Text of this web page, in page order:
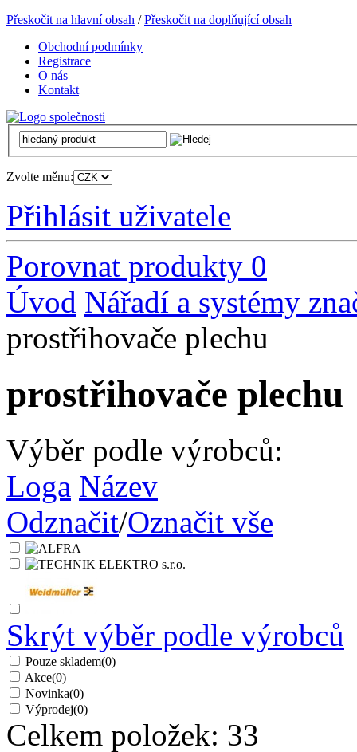
Přeskočit na hlavní obsah /Přeskočit na doplňující obsah
Obchodní podmínky
Registrace
O nás
Kontakt
Zvolte měnu:
Přihlásit uživatele
Porovnat produkty 0
Úvod Nářadí a systémy
prostřihovače plechu
prostřihovače plechu
Výběr podle výrobců:
Loga Název
Odznačit/Označit vše
Skrýt výběr podle výrobců
Pouze skladem(0)
Akce(0)
Novinka(0)
Výprodej(0)
Celkem položek: 33